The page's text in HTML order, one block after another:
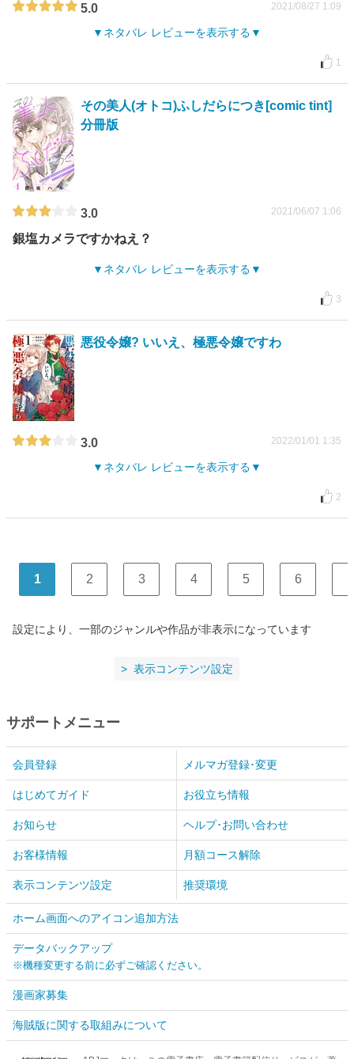
5.0 2021/08/27 1:09
ネタバレ レビューを表示する
1
その美人(オトコ)ふしだらにつき[comic tint]
分冊版
3.0 2021/06/07 1:06
銀塩カメラですかねえ？
ネタバレ レビューを表示する
3
悪役令嬢? いいえ、極悪令嬢ですわ
3.0 2022/01/01 1:35
ネタバレ レビューを表示する
2
1 2 3 4 5 6 7
設定により、一部のジャンルや作品が非表示になっています
表示コンテンツ設定
サポートメニュー
会員登録 メルマガ登録･変更
はじめてガイド お役立ち情報
お知らせ ヘルプ･お問い合わせ
お客様情報 月額コース解除
表示コンテンツ設定 推奨環境
ホーム画面へのアイコン追加方法
データバックアップ
※機種変更する前に必ずご確認ください。
漫画家募集
海賊版に関する取組みについて